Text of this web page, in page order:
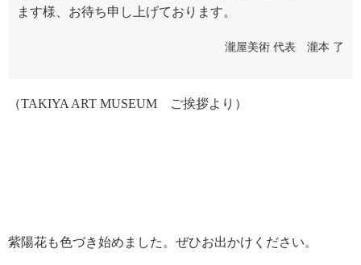
ます様、お待ち申し上げております。
瀧屋美術 代表 瀧本 了
（TAKIYA ART MUSEUM ご挨拶より）
紫陽花も色づき始めました。ぜひお出かけください。